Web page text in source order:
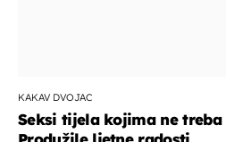
KAKAV DVOJAC
Seksi tijela kojima ne treba